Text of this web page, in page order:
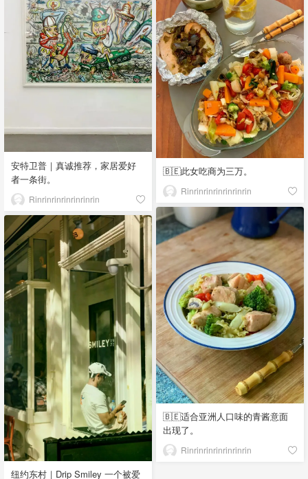
安特卫普｜真诚推荐，家居爱好
者一条街。
Rinrinrinrinrinrinrin
🇧🇪此女吃商为三万。
Rinrinrinrinrinrinrin
🇧🇪适合亚洲人口味的青酱意面
出现了。
Rinrinrinrinrinrinrin
纽约东村｜Drip Smiley 一个被爱